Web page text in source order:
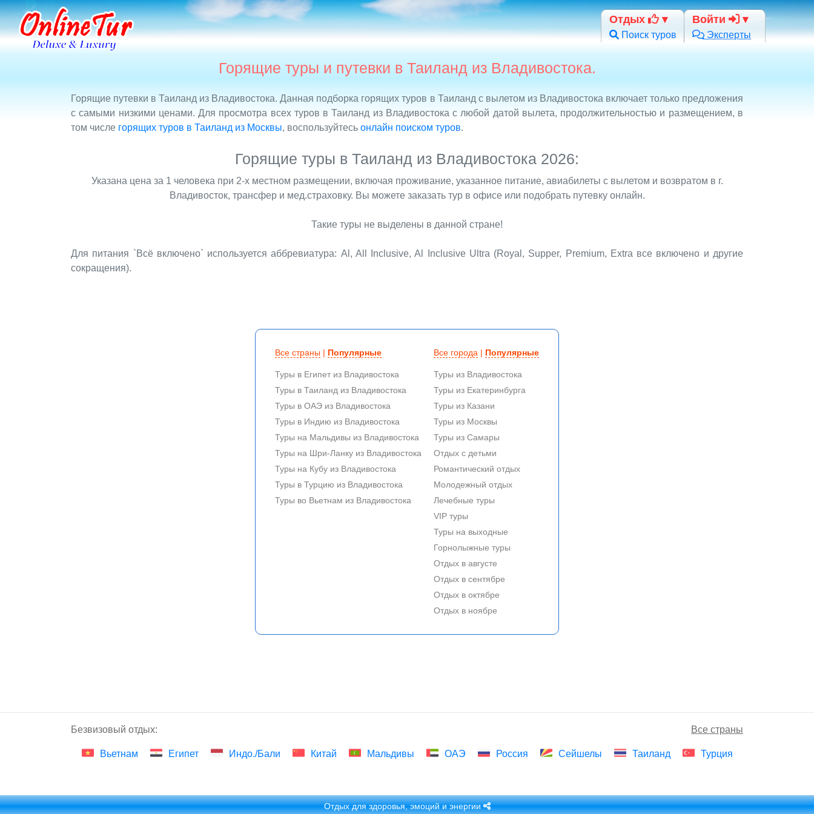
Отдых
Поиск туров
Войти
Эксперты
Горящие туры и путевки в Таиланд из Владивостока.
Горящие путевки в Таиланд из Владивостока. Данная подборка горящих туров в Таиланд с вылетом из Владивостока включает только предложения
с самыми низкими ценами. Для просмотра всех туров в Таиланд из Владивостока с любой датой вылета, продолжительностью и размещением, в
том числе горящих туров в Таиланд из Москвы, воспользуйтесь онлайн поиском туров.
Горящие туры в Таиланд из Владивостока 2026:
Указана цена за 1 человека при 2-х местном размещении, включая проживание, указанное питание, авиабилеты с вылетом и возвратом в г.
Владивосток, трансфер и мед.страховку. Вы можете заказать тур в офисе или подобрать путевку онлайн.
Такие туры не выделены в данной стране!
Для питания `Всё включено` используется аббревиатура: Al, All Inclusive, Al Inclusive Ultra (Royal, Supper, Premium, Extra все включено и другие
сокращения).
Все страны | Популярные
Туры в Египет из Владивостока
Туры в Таиланд из Владивостока
Туры в ОАЭ из Владивостока
Туры в Индию из Владивостока
Туры на Мальдивы из Владивостока
Туры на Шри-Ланку из Владивостока
Туры на Кубу из Владивостока
Туры в Турцию из Владивостока
Туры во Вьетнам из Владивостока
Все города | Популярные
Туры из Владивостока
Туры из Екатеринбурга
Туры из Казани
Туры из Москвы
Туры из Самары
Отдых с детьми
Романтический отдых
Молодежный отдых
Лечебные туры
VIP туры
Туры на выходные
Горнолыжные туры
Отдых в августе
Отдых в сентябре
Отдых в октябре
Отдых в ноябре
Безвизовый отдых: Все страны
Вьетнам Египет Индо./Бали Китай Мальдивы ОАЭ Россия Сейшелы Таиланд Турция
Отдых для здоровья, эмоций и энергии